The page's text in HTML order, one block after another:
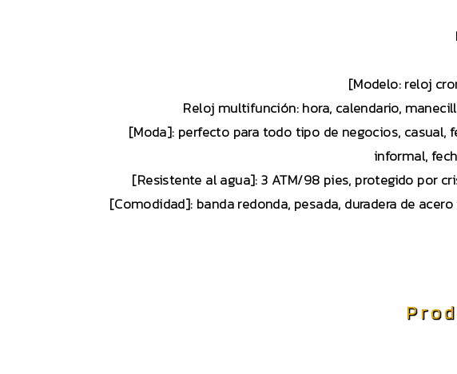
[Modelo: reloj
Reloj multifunción: hora, calendario,
[Moda]: perfecto para todo tipo de negocios,
informal,
[Resistente al agua]: 3 ATM/98 pies, protegido por
[Comodidad]: banda redonda, pesada, duradera de